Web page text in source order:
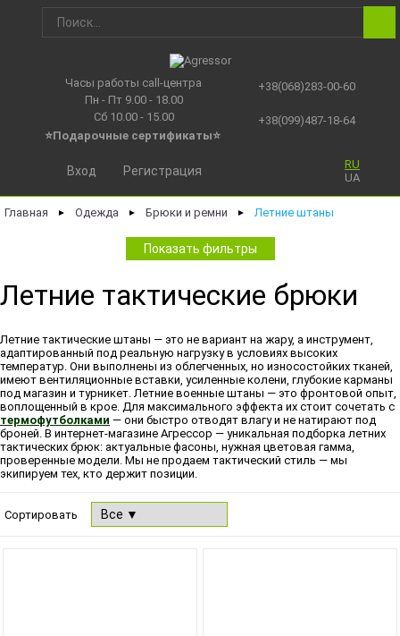
Часы работы call-центра
Пн - Пт 9.00 - 18.00
Сб 10.00 - 15.00
⭐Подарочные сертификаты⭐
+38(068)283-00-60
+38(099)487-18-64
RU
UA
Вход Регистрация
Главная ► Одежда ► Брюки и ремни ► Летние штаны
Показать фильтры
Летние тактические брюки
Летние тактические штаны — это не вариант на жару, а инструмент,
адаптированный под реальную нагрузку в условиях высоких
температур. Они выполнены из облегченных, но износостойких тканей,
имеют вентиляционные вставки, усиленные колени, глубокие карманы
под магазин и турникет. Летние военные штаны — это фронтовой опыт,
воплощенный в крое. Для максимального эффекта их стоит сочетать с
термофутболками — они быстро отводят влагу и не натирают под
броней. В интернет-магазине Агрессор — уникальная подборка летних
тактических брюк: актуальные фасоны, нужная цветовая гамма,
проверенные модели. Мы не продаем тактический стиль — мы
экипируем тех, кто держит позиции.
Сортировать